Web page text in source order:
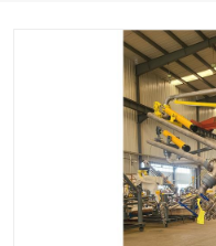
液氨装鹤管